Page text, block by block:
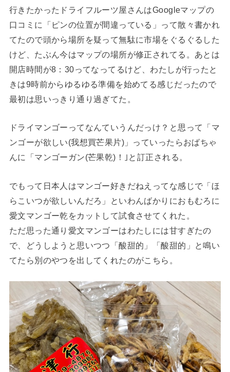
行きたかったドライフルーツ屋さんはGoogleマップの
口コミに「ピンの位置が間違っている」って散々書かれ
てたので頭から場所を疑って無駄に市場をぐるぐるした
けど、たぶん今はマップの場所が修正されてる。あとは
開店時間が8：30ってなってるけど、わたしが行ったと
きは9時前からゆるゆる準備を始めてる感じだったので
最初は思いっきり通り過ぎてた。
ドライマンゴーってなんていうんだっけ？と思って「マ
ンゴーが欲しい(我想買芒果片)」っていったらおばちゃ
んに「マンゴーガン(芒果乾)！｣と訂正される。
でもって日本人はマンゴー好きだねえってな感じで「ほ
らこいつが欲しいんだろ」といわんばかりにおもむろに
愛文マンゴー乾をカットして試食させてくれた。
ただ思った通り愛文マンゴーはわたしには甘すぎたの
で、どうしようと思いつつ「酸甜的」「酸甜的」と鳴い
てたら別のやつを出してくれたのがこちら。